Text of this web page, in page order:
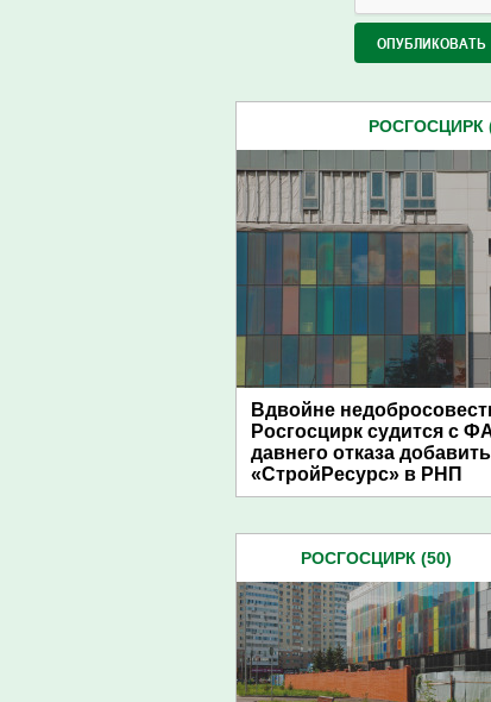
РОСГОСЦИРК
Вдвойне
Росгосцирк судится с
давнего отказа добавить
«СтройРесурс» в РНП
РОСГОСЦИРК (50)